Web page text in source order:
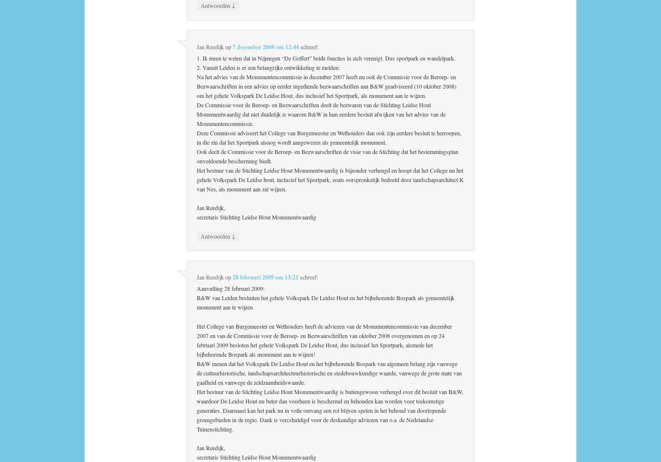
Antwoorden ↓
Jan Reedijkop7 december 2008 om 12:44 schreef:
1. Ik meen te weten dat in Nijmegen “De Goffert” beide functies in zich verenigt. Dus sportpark en wandelpark.
2. Vanuit Leiden is er een belangrijke ontwikkeling te melden:
Na het advies van de Monumentencommissie in december 2007 heeft nu ook de Commissie voor de Beroep- en
Bezwaarschriften in een advies op eerder ingediende bezwaarschriften aan B&W geadviseerd (10 oktober 2008)
om het gehele Volkspark De Leidse Hout, dus inclusief het Sportpark, als monument aan te wijzen.
De Commissie voor de Beroep- en Bezwaarschriften deelt de bezwaren van de Stichting Leidse Hout
Monumentwaardig dat niet duidelijk is waarom B&W in hun eerdere besluit afwijken van het advies van de
Monumentencommissie.
Deze Commissie adviseert het College van Burgemeester en Wethouders dan ook zijn eerdere besluit te herroepen,
in die zin dat het Sportpark alsnog wordt aangewezen als gemeentelijk monument.
Ook deelt de Commissie voor de Beroep- en Bezwaarschriften de visie van de Stichting dat het bestemmingsplan
onvoldoende bescherming biedt.
Het bestuur van de Stichting Leidse Hout Monumentwaardig is bijzonder verheugd en hoopt dat het College nu het
gehele Volkspark De Leidse hout, inclusief het Sportpark, zoals oorspronkelijk bedoeld door landschapsarchitect K
van Nes, als monument aan zal wijzen.
Jan Reedijk,
secretaris Stichting Leidse Hout Monumentwaardig
Antwoorden ↓
Jan Reedijkop28 februari 2009 om 13:21 schreef:
Aanvulling 28 februari 2009:
B&W van Leiden besluiten het gehele Volkspark De Leidse Hout en het bijbehorende Bospark als gemeentelijk
monument aan te wijzen.
Het College van Burgemeester en Wethouders heeft de adviezen van de Monumentencommissie van december
2007 en van de Commissie voor de Beroep- en Bezwaarschriften van oktober 2008 overgenomen en op 24
februari 2009 besloten het gehele Volkspark De Leidse Hout, dus inclusief het Sportpark, alsmede het
bijbehorende Bospark als monument aan te wijzen!
B&W menen dat het Volkspark De Leidse Hout en het bijbehorende Bospark van algemeen belang zijn vanwege
de cultuurhistorische, landschapsarchitectuurhistorische en stedebouwkundige waarde, vanwege de grote mate van
gaafheid en vanwege de zeldzaamheidswaarde.
Het bestuur van de Stichting Leidse Hout Monumentwaardig is buitengewoon verheugd over dit besluit van B&W,
waardoor De Leidse Hout nu beter dan voorheen is beschermd en behouden kan worden voor toekomstige
generaties. Daarnaast kan het park nu in volle omvang een rol blijven spelen in het behoud van doorlopende
groengebieden in de regio. Dank is vercshuldigd voor de deskundige adviezen van o.a. de Nedelandse
Tuinenstichting.
Jan Reedijk,
secretaris Stichting Leidse Hout Monumentwaardig